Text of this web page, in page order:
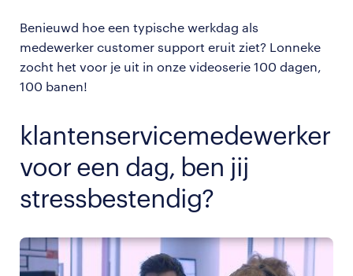
Benieuwd hoe een typische werkdag als
medewerker customer support eruit ziet? Lonneke
zocht het voor je uit in onze videoserie 100 dagen,
100 banen!
klantenservicemedewerker
voor een dag, ben jij
stressbestendig?